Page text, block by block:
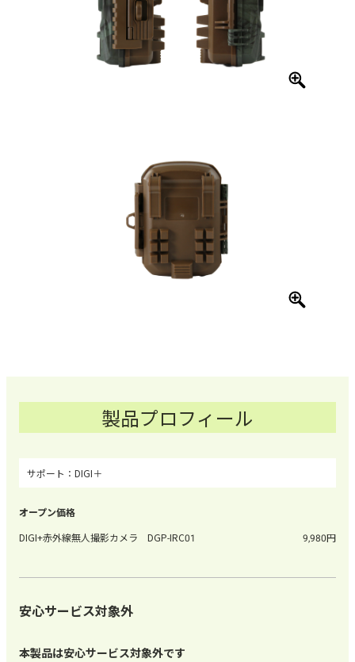
製品プロフィール
DIGI＋
DIGI+赤外線無人撮影カメラ DGP-IRC01 9,980
安心サービス対象外
本製品は安心サービス対象外です